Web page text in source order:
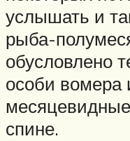
услышать и
рыба-
обусловлено
особи вомера
спине.